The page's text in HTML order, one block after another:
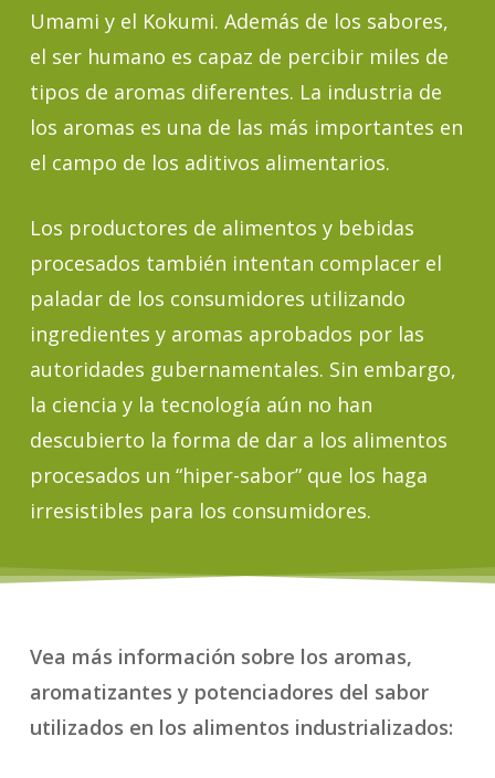
Umami y el Kokumi. Además de los sabores,
el ser humano es capaz de percibir miles de
tipos de aromas diferentes. La industria de
los aromas es una de las más importantes en
el campo de los aditivos alimentarios.
Los productores de alimentos y bebidas
procesados también intentan complacer el
paladar de los consumidores utilizando
ingredientes y aromas aprobados por las
autoridades gubernamentales. Sin embargo,
la ciencia y la tecnología aún no han
descubierto la forma de dar a los alimentos
procesados un “hiper-sabor” que los haga
irresistibles para los consumidores.
Vea más información sobre los aromas,
aromatizantes y potenciadores del sabor
utilizados en los alimentos industrializados: